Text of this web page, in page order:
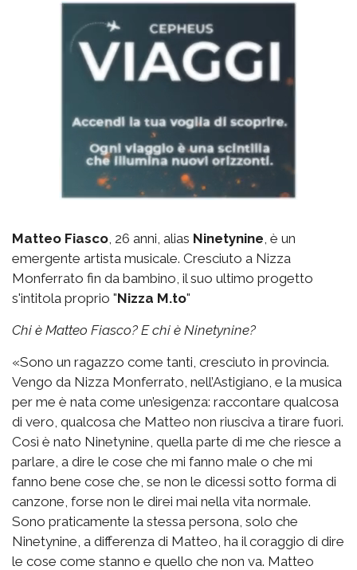
Matteo Fiasco , 26 anni, alias Ninetynine , è un
emergente artista musicale. Cresciuto a Nizza
Monferrato fin da bambino, il suo ultimo progetto
s'intitola proprio "Nizza M.to"
Chi è Matteo Fiasco? E chi è Ninetynine?
«Sono un ragazzo come tanti, cresciuto in provincia.
Vengo da Nizza Monferrato, nell’Astigiano, e la musica
per me è nata come un’esigenza: raccontare qualcosa
di vero, qualcosa che Matteo non riusciva a tirare fuori.
Così è nato Ninetynine, quella parte di me che riesce a
parlare, a dire le cose che mi fanno male o che mi
fanno bene cose che, se non le dicessi sotto forma di
canzone, forse non le direi mai nella vita normale.
Sono praticamente la stessa persona, solo che
Ninetynine, a differenza di Matteo, ha il coraggio di dire
le cose come stanno e quello che non va. Matteo